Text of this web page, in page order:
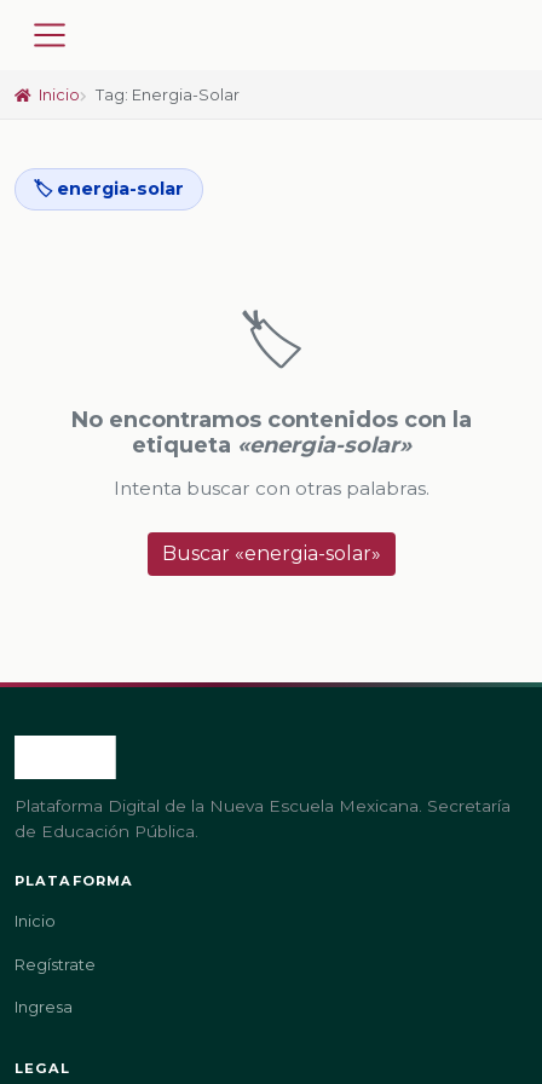
Inicio Tag: Energia-Solar
🏷️ energia-solar
🏷️
No encontramos contenidos con la
etiqueta «energia-solar»
Intenta buscar con otras palabras.
Buscar «energia-solar»
Plataforma Digital de la Nueva Escuela Mexicana. Secretaría
de Educación Pública.
PLATAFORMA
Inicio
Regístrate
Ingresa
LEGAL